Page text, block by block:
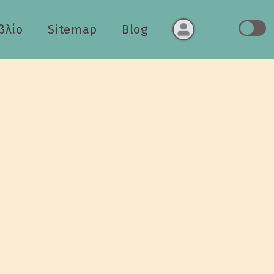
Sitemap Blog